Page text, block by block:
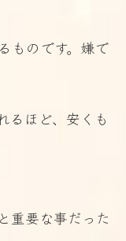
ものです。嫌で
るほど、安くも
重要な事だった